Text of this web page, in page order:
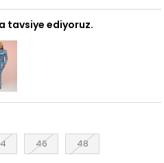
tavsiye ediyoruz.
46 48